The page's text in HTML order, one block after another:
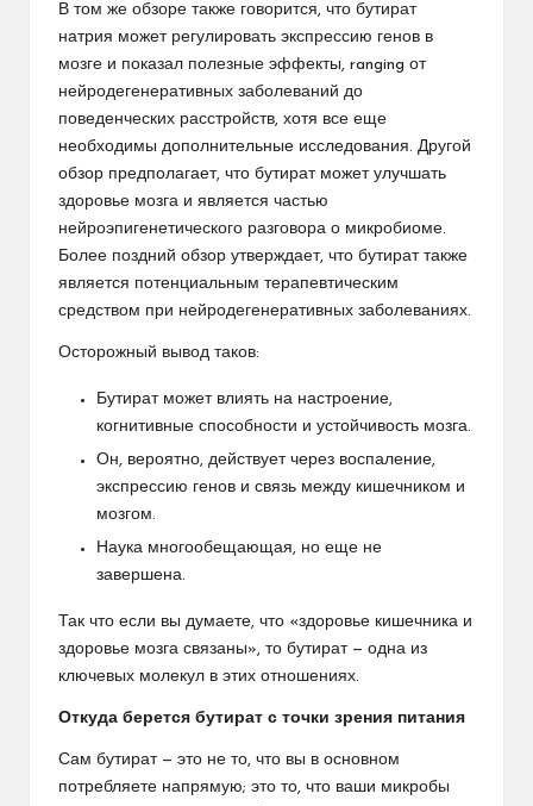
В том же обзоре также говорится, что бутират
натрия может регулировать экспрессию генов в
мозге и показал полезные эффекты, ranging от
нейродегенеративных заболеваний до
поведенческих расстройств, хотя все еще
необходимы дополнительные исследования. Другой
обзор предполагает, что бутират может улучшать
здоровье мозга и является частью
нейроэпигенетического разговора о микробиоме.
Более поздний обзор утверждает, что бутират также
является потенциальным терапевтическим
средством при нейродегенеративных заболеваниях.
Осторожный вывод таков:
Бутират может влиять на настроение,
когнитивные способности и устойчивость мозга.
Он, вероятно, действует через воспаление,
экспрессию генов и связь между кишечником и
мозгом.
Наука многообещающая, но еще не
завершена.
Так что если вы думаете, что «здоровье кишечника и
здоровье мозга связаны», то бутират — одна из
ключевых молекул в этих отношениях.
Откуда берется бутират с точки зрения питания
Сам бутират — это не то, что вы в основном
потребляете напрямую; это то, что ваши микробы